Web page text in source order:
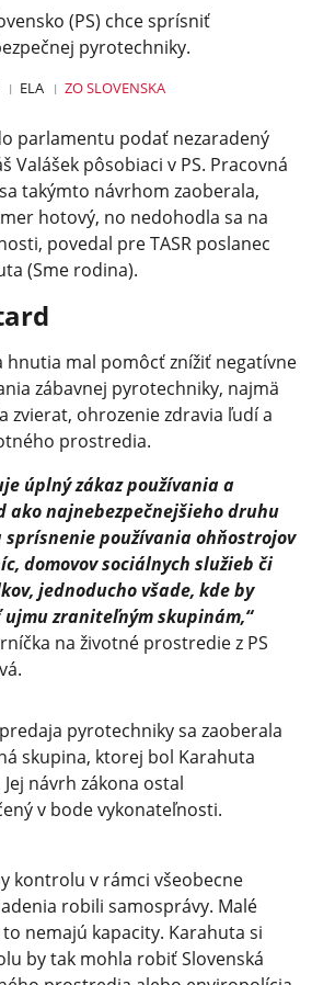
(PS) chce sprísniť
pyrotechniky.
ELA ZO SLOVENSKA
parlamentu podať nezaradený
Valášek pôsobiaci v PS. Pracovná
takýmto návrhom zaoberala,
hotový, no nedohodla sa na
povedal pre TASR poslanec
(Sme rodina).
hnutia mal pomôcť znížiť negatívne
zábavnej pyrotechniky, najmä
zvierat, ohrozenie zdravia ľudí a
prostredia.
úplný zákaz používania a
ako najnebezpečnejšieho druhu
používania ohňostrojov
domovov sociálnych služieb či
jednoducho všade, kde by
zraniteľným skupinám,“
na životné prostredie z PS
pyrotechniky sa zaoberala
skupina, ktorej bol Karahuta
návrh zákona ostal
v bode vykonateľnosti.
kontrolu v rámci všeobecne
robili samosprávy. Malé
nemajú kapacity. Karahuta si
by tak mohla robiť Slovenská